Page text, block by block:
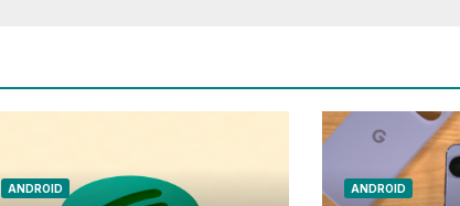
ANDROID ANDROID